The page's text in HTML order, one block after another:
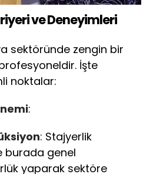
ve Deneyimleri
sektöründe zengin bir
İşte
noktalar:
:
: Stajyerlik
burada genel
yaparak sektöre